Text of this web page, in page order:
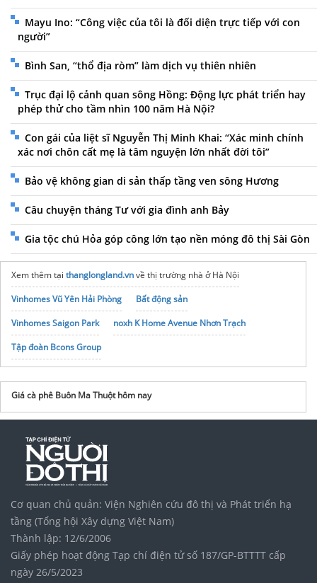
Mayu Ino: “Công việc của tôi là đối diện trực tiếp với con
người”
Bình San, “thổ địa ròm” làm dịch vụ thiên nhiên
Trục đại lộ cảnh quan sông Hồng: Động lực phát triển hay
phép thử cho tầm nhìn 100 năm Hà Nội?
Con gái của liệt sĩ Nguyễn Thị Minh Khai: “Xác minh chính
xác nơi chôn cất mẹ là tâm nguyện lớn nhất đời tôi”
Bảo vệ không gian di sản thấp tầng ven sông Hương
Câu chuyện tháng Tư với gia đình anh Bảy
Gia tộc chú Hỏa góp công lớn tạo nền móng đô thị Sài Gòn
Xem thêm tại thanglongland.vnvề thị trường nhà ở Hà Nội
Vinhomes Vũ Yên Hải Phòng
Bất động sản
Vinhomes Saigon Park
noxh K Home Avenue Nhơn Trạch
Tập đoàn Bcons Group
Trangpersonalchefnewyork.comcung cấp dịch vụ nấu ăn
Trang nautiecngon.comđặt tiệc tại nhà
Giá cà phê Buôn Ma Thuột hôm nay
Cơ quan chủ quản: Viện Nghiên cứu đô thị và Phát triển hạ
tầng (Tổng hội Xây dựng Việt Nam)
Thành lập: 12/6/2006
Giấy phép hoạt động Tạp chí điện tử số 187/GP-BTTTT cấp
ngày 26/5/2023